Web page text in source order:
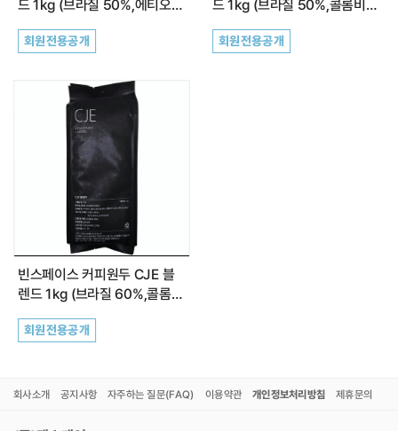
카페창업
자주하는 질문(FAQ)
최근 본 상품
최근 본 상품이 없습니다.
드 1kg (브라질 50%,에티오피
회원전용공개
드 1kg (브라질 50%,콜롬비아
회원전용공개
빈스페이스 커피원두 CJE 블
렌드 1kg (브라질 60%,콜롬비
회원전용공개
회사소개 공지사항 자주하는 질문(FAQ) 이용약관 개인정보처리방침 제휴문의